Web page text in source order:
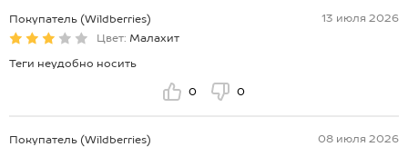
Покупатель (Wildberries)
13 июля 2026
Цвет: Малахит
Теги неудобно носить
0 0
Покупатель (Wildberries)
08 июля 2026